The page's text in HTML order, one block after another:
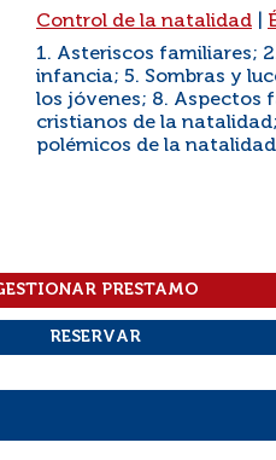
Control de la natalidad
1. Asteriscos familiares;
infancia; 5. Sombras y
los jóvenes; 8. Aspectos
cristianos de la
polémicos de la natalidad